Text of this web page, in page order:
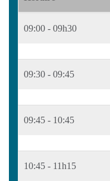
09:00 - 09h30
09:30 - 09:45
09:45 - 10:45
10:45 - 11h15